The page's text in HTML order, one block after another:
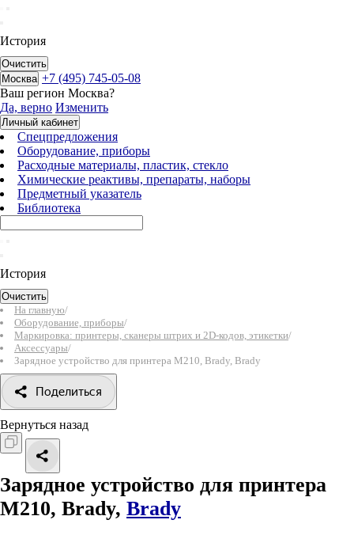
История
Очистить
Москва +7 (495) 745-05-08
Ваш регион Москва?
Да, верно Изменить
Личный кабинет
Спецпредложения
Оборудование, приборы
Расходные материалы, пластик, стекло
Химические реактивы, препараты, наборы
Предметный указатель
Библиотека
История
Очистить
На главную/
Оборудование, приборы/
Маркировка: принтеры, сканеры штрих и 2D-кодов, этикетки/
Аксессуары/
Зарядное устройство для принтера M210, Brady, Brady
Поделиться
Вернуться назад
Зарядное устройство для принтера
M210, Brady, Brady